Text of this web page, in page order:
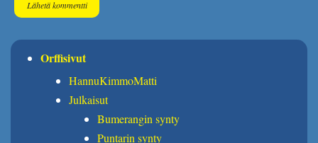
Orffisivut
HannuKimmoMatti
Julkaisut
Bumerangin synty
Puntarin synty